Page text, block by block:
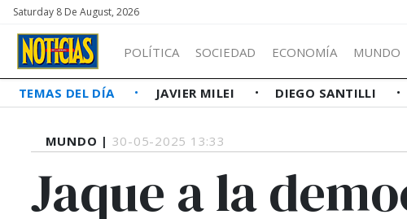
Saturday 8 De August, 2026
POLÍTICA SOCIEDAD ECONOMÍA MUNDO
TEMAS DEL DÍA JAVIER MILEI DIEGO SANTILLI
MUNDO | 30-05-2025 13:33
Jaque a la